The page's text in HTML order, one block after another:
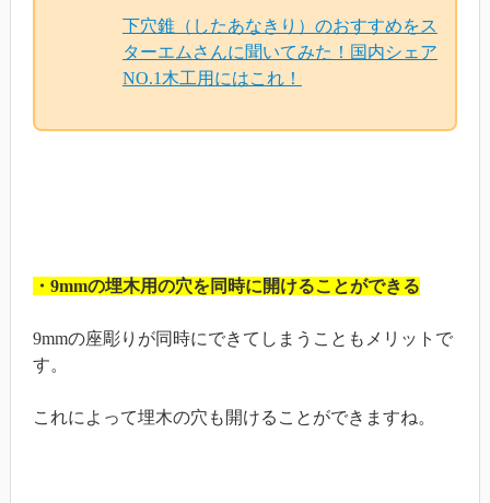
下穴錐（したあなきり）のおすすめをス
ターエムさんに聞いてみた！国内シェア
NO.1木工用にはこれ！
・9mmの埋木用の穴を同時に開けることができる
9mmの座彫りが同時にできてしまうこともメリットで
す。
これによって埋木の穴も開けることができますね。